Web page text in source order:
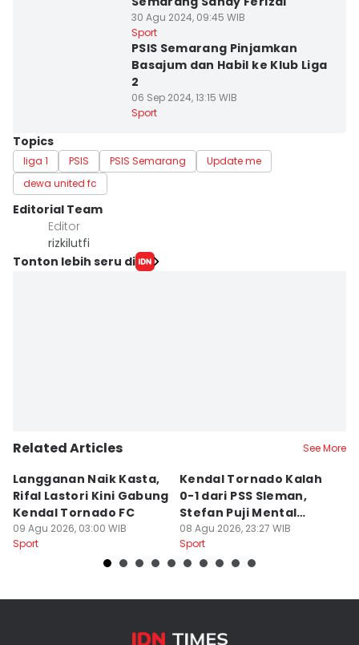
30 Agu 2024, 09:45 WIB
Sport
PSIS Semarang Pinjamkan
Basajum dan Habil ke Klub Liga
2
06 Sep 2024, 13:15 WIB
Sport
Topics
liga 1 PSIS PSIS Semarang
Update me
dewa united fc
Editorial Team
Editor
rizkilutfi
Tonton lebih seru di
Related Articles See More
Langganan Naik Kasta,
Rifal Lastori Kini Gabung
Kendal Tornado FC
09 Agu 2026, 03:00 WIB
Sport
Kendal Tornado Kalah
0-1 dari PSS Sleman,
Stefan Puji Mental
Pemain
08 Agu 2026, 23:27 WIB
Sport